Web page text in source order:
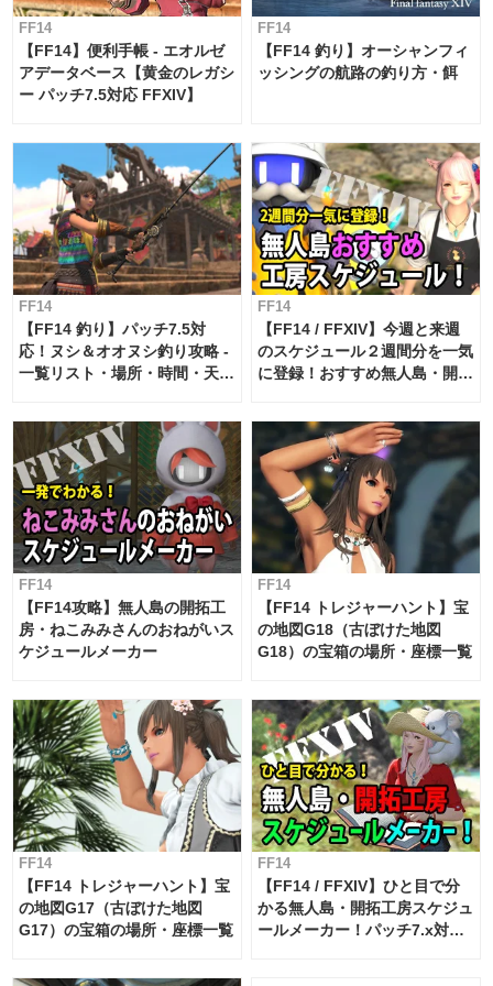
FF14
【FF14】便利手帳 - エオルゼ
アデータベース【黄金のレガシ
ー パッチ7.5対応 FFXIV】
FF14
【FF14 釣り】オーシャンフィ
ッシングの航路の釣り方・餌
FF14
【FF14 釣り】パッチ7.5対
応！ヌシ＆オオヌシ釣り攻略 -
一覧リスト・場所・時間・天
FF14
【FF14 / FFXIV】今週と来週
のスケジュール２週間分を一気
に登録！おすすめ無人島・開拓
FF14
【FF14攻略】無人島の開拓工
房・ねこみみさんのおねがいス
ケジュールメーカー
FF14
【FF14 トレジャーハント】宝
の地図G18（古ぼけた地図
G18）の宝箱の場所・座標一覧
FF14
【FF14 トレジャーハント】宝
の地図G17（古ぼけた地図
G17）の宝箱の場所・座標一覧
FF14
【FF14 / FFXIV】ひと目で分
かる無人島・開拓工房スケジュ
ールメーカー！パッチ7.x対応